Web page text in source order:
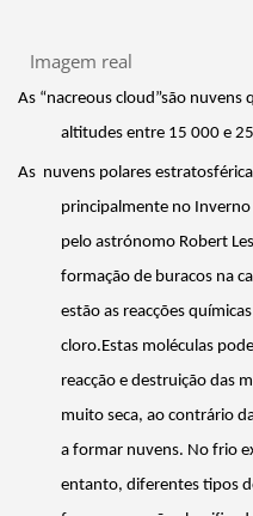
Imagem real
As “nacreous cloud”são nuvens
altitudes entre 15 000 e
As nuvens polares
principalmente no Inverno
peloastrónomo Robert
formação de buracos na
estão as reacções
cloro.Estas moléculas
reacção e destruição das
muito seca, ao contrário
a formar nuvens. No frio
entanto, diferentes tipos